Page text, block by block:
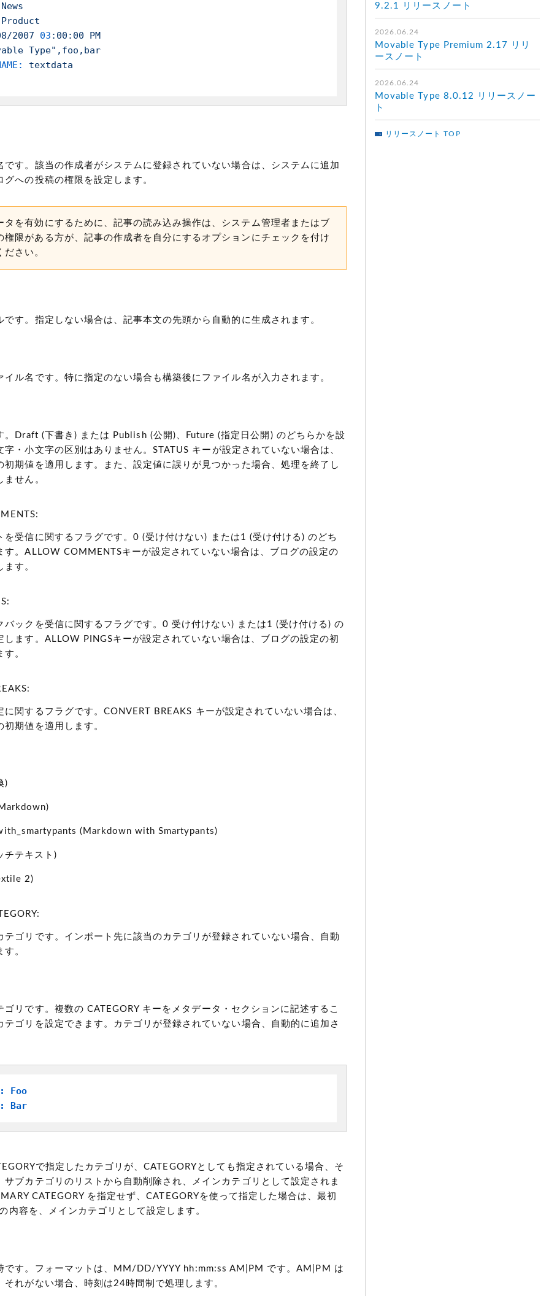
News
Product
2007 03 :00:00
PM
Type" ,foo,bar
textdata
です。該当の作成者がシステムに登録されていない場合は、システムに追加
グへの投稿の権限を設定します。
タを有効にするために、記事の読み込み操作は、システム管理者またはブ
権限がある方が、記事の作成者を自分にするオプションにチェックを付け
ださい。
です。指定しない場合は、記事本文の先頭から自動的に生成されます。
イル名です。特に指定のない場合も構築後にファイル名が入力されます。
。Draft (下書き) または Publish (公開) 、Future(指定日公開) のどちらかを設
字・小文字の区別はありません。STATUS キーが設定されていない場合は、
初期値を適用します。また、設定値に誤りが見つかった場合、処理を終了し
ません。
を受信に関するフラグです。0(受け付けない) または1 (受け付ける) のどち
す。ALLOW COMMENTSキーが設定されていない場合は、ブログの設定の
す。
バックを受信に関するフラグです。0 受け付けない) または1 (受け付ける) の
します。ALLOW PINGSキーが設定されていない場合は、ブログの設定の初
。
に関するフラグです。CONVERT BREAKS キーが設定されていない場合は、
初期値を適用します。
)
(Markdown with Smartypants)
チテキスト)
2)
テゴリです。インポート先に該当のカテゴリが登録されていない場合、自動
。
ゴリです。複数の CATEGORY キーをメタデータ・セクションに記述するこ
テゴリを設定できます。カテゴリが登録されていない場合、自動的に追加さ
Foo
Bar
で指定したカテゴリが、CATEGORYとしても指定されている場合、そ
サブカテゴリのリストから自動削除され、メインカテゴリとして設定されま
CATEGORY を指定せず、CATEGORYを使って指定した場合は、最初
内容を、メインカテゴリとして設定します。
です。フォーマットは、MM/DD/YYYY hh:mm:ss AM|PM です。AM|PM は
それがない場合、時刻は24時間制で処理します。
9.2.1 リリースノート
2026.06.24
Movable Type Premium 2.17 リリ
ースノート
2026.06.24
Movable Type 8.0.12 リリースノー
ト
リリースノート TOP